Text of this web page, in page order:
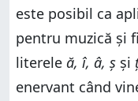
este posibil ca
pentru muzică și
literele ă, î, â, ș și
enervant când